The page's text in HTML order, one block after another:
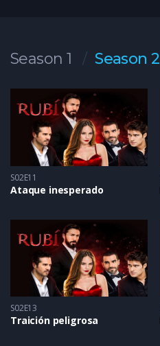
Season 1 Season 2
S02E11
Ataque inesperado
S02E13
Traición peligrosa